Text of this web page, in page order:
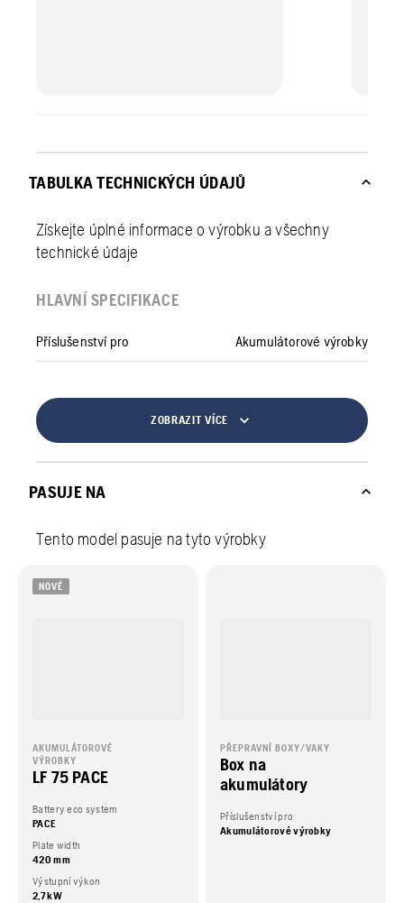
TABULKA TECHNICKÝCH ÚDAJŮ
Získejte úplné informace o výrobku a všechny
technické údaje
HLAVNÍ SPECIFIKACE
Příslušenství pro Akumulátorové výrobky
ZOBRAZIT VÍCE
PASUJE NA
Tento model pasuje na tyto výrobky
NOVÉ
AKUMULÁTOROVÉ
VÝROBKY
LF 75 PACE
Battery eco system
PACE
Plate width
420 mm
Výstupní výkon
2,7 kW
PŘEPRAVNÍ BOXY/VAKY
Box na
akumulátory
Příslušenství pro
Akumulátorové výrobky